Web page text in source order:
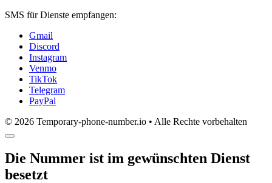
SMS für Dienste empfangen:
Gmail
Discord
Instagram
Venmo
TikTok
Telegram
PayPal
© 2026 Temporary-phone-number.io • Alle Rechte vorbehalten
Die Nummer ist im gewünschten Dienst
besetzt